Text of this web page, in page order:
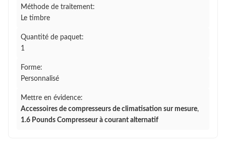
Méthode de traitement:
Le timbre
Quantité de paquet:
1
Forme:
Personnalisé
Mettre en évidence:
Accessoires de compresseurs de climatisation sur mesure,
1.6 Pounds Compresseur à courant alternatif